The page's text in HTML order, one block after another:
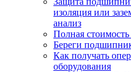
изоляция или
анализ
Полная
Береги
Как получать
оборудования